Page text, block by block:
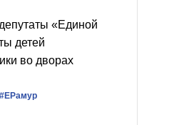
«Единой
детей
во дворах
#ЕРамур